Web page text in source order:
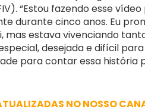
“Estou fazendo esse
durante cinco anos. Eu
mas estava vivenciando
desejada e difícil
para contar essa história
NO NOSSO